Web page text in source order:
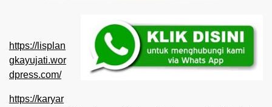
https://lisplan
gkayujati.wor
dpress.com/
https://karyar